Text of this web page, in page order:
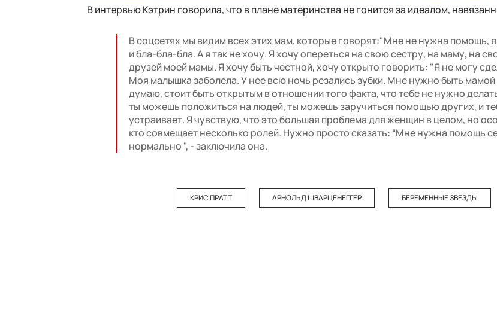
В интервью Кэтрин говорила, что в плане материнства не гонится за идеалом,
В соцсетях мы видим всех этих мам, которые говорят:"Мне не нужна помощь,
и бла-бла-бла. А я так не хочу. Я хочу опереться на свою сестру, на маму, на
друзей моей мамы. Я хочу быть честной, хочу открыто говорить: "Я не могу
Моя малышка заболела. У нее всю ночь резались зубки. Мне нужно быть мамой
думаю, стоит быть открытым в отношении того факта, что тебе не нужно
ты можешь положиться на людей, ты можешь заручиться помощью других, и
устраивает. Я чувствую, что это большая проблема для женщин в целом, но
кто совмещает несколько ролей. Нужно просто сказать: “Мне нужна помощь
нормально ", - заключила она.
КРИС ПРАТТ АРНОЛЬД ШВАРЦЕНЕГГЕР БЕРЕМЕННЫЕ ЗВЕЗДЫ